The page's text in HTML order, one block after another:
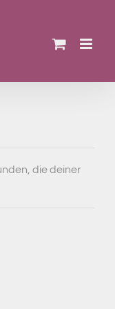
die deiner